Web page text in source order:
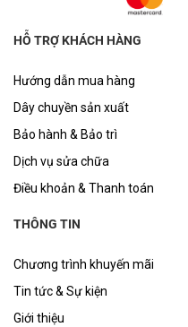
HỖ TRỢ KHÁCH HÀNG
Hướng dẫn mua hàng
Dây chuyền sản xuất
Bảo hành & Bảo trì
Dịch vụ sửa chữa
Điều khoản & Thanh toán
THÔNG TIN
Chương trình khuyến mãi
Tin tức & Sự kiện
Giới thiệu